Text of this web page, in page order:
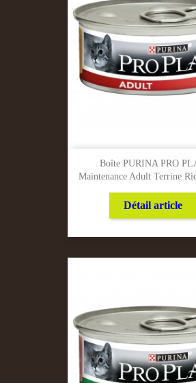
Boîte PURINA PRO
Maintenance Adult Terrine
Détail article